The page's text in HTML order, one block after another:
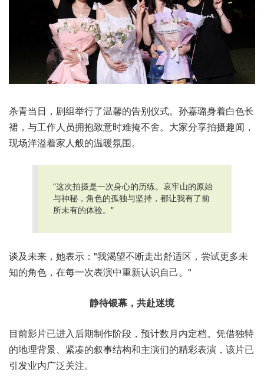
杀青当日，剧组举行了温馨的告别仪式。孙嘉璐身着白色长
裙，与工作人员拥抱致意时难掩不舍。大家分享拍摄趣闻，
现场洋溢着家人般的温暖氛围。
"这次拍摄是一次身心的历练。哀牢山的原始
与神秘，角色的孤独与坚持，都让我有了前
所未有的体验。"
谈及未来，她表示："我渴望不断走出舒适区，尝试更多未
知的角色，在每一次表演中重新认识自己。"
静待银幕，共赴迷境
目前影片已进入后期制作阶段，预计数月内定档。凭借独特
的地理背景、紧凑的叙事结构和主演们的精彩表演，该片已
引发业内广泛关注。